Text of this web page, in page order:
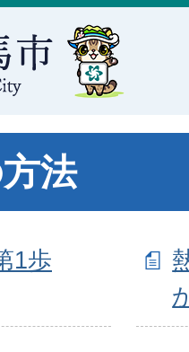
法
1歩